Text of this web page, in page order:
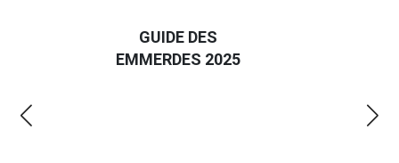
GUIDE DES
EMMERDES 2025